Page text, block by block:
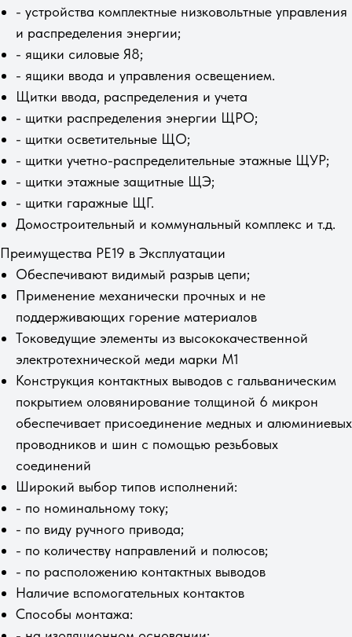
- устройства комплектные низковольтные управления
и распределения энергии;
- ящики силовые Я8;
- ящики ввода и управления освещением.
Щитки ввода, распределения и учета
- щитки раcпределения энергии ЩРО;
- щитки осветительные ЩО;
- щитки учетно-распределительные этажные ЩУР;
- щитки этажные защитные ЩЭ;
- щитки гаражные ЩГ.
Домостроительный и коммунальный комплекс и т.д.
Преимущества РЕ19 в Эксплуатации
Обеспечивают видимый разрыв цепи;
Применение механически прочных и не
поддерживающих горение материалов
Токоведущие элементы из высококачественной
электротехнической меди марки М1
Конструкция контактных выводов с гальваническим
покрытием оловянирование толщиной 6 микрон
обеспечивает присоединение медных и алюминиевых
проводников и шин с помощью резьбовых
соединений
Широкий выбор типов исполнений:
- по номинальному току;
- по виду ручного привода;
- по количеству направлений и полюсов;
- по расположению контактных выводов
Наличие вспомогательных контактов
Способы монтажа: